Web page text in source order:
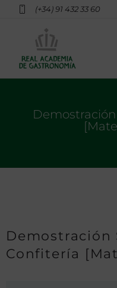
(+34) 91 432 33 60
Demostración
Confitería